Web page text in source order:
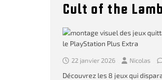
Cult of the Lamb
22 janvier 2026 Nicolas
Découvrez les 8 jeux qui